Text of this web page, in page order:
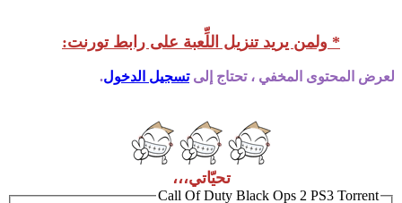
* ولمن يريد تنزيل اللِّعبة على رابط تورنت:
لعرض المحتوى المخفي ، تحتاج إلىتسجيل الدخول.
تحيّاتي،،،
Call Of Duty Black Ops 2 PS3 Torrent